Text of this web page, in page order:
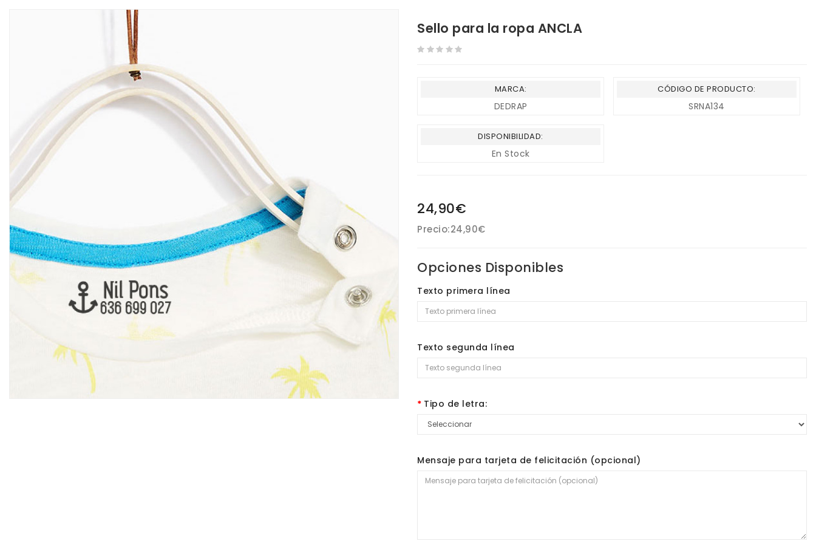
Sello para la ropa ANCLA
MARCA:
DEDRAP
CÓDIGO DE PRODUCTO:
SRNA134
DISPONIBILIDAD:
En Stock
24,90€
Precio:24,90€
Opciones Disponibles
Texto primera línea
Texto segunda línea
Tipo de letra:
Mensaje para tarjeta de felicitación (opcional)